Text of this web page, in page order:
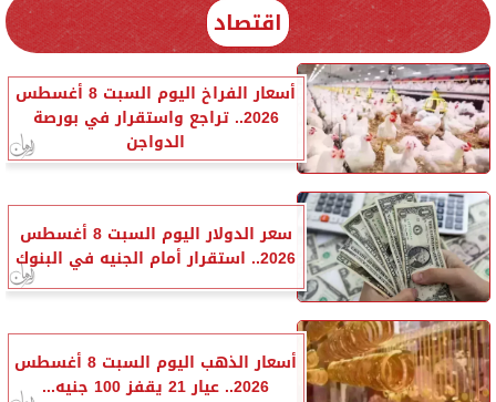
اقتصاد
أسعار الفراخ اليوم السبت 8 أغسطس
2026.. تراجع واستقرار في بورصة
الدواجن
سعر الدولار اليوم السبت 8 أغسطس
2026.. استقرار أمام الجنيه في البنوك
أسعار الذهب اليوم السبت 8 أغسطس
2026.. عيار 21 يقفز 100 جنيه...